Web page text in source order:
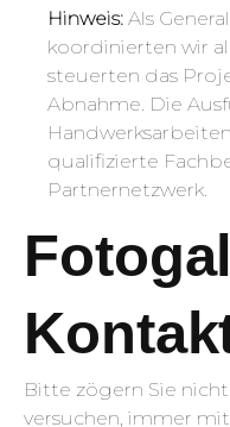
Hinweis: Als
koordinierten wir
steuerten das
Abnahme. Die
qualifizierte
Partnernetzwerk.
Bitte zögern Sie
versuchen, immer